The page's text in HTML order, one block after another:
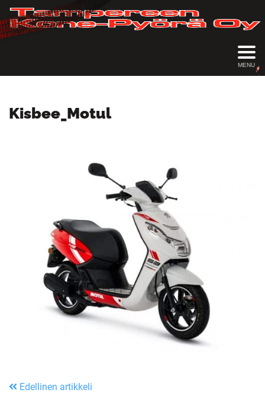
MENU
Kisbee_Motul
Edellinen artikkeli